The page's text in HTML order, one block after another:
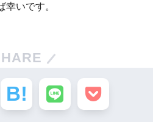
いです。